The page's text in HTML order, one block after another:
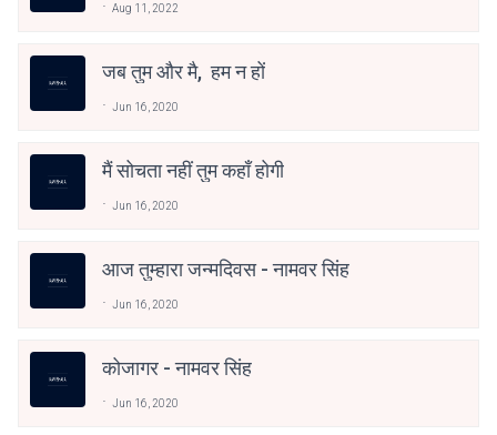
Aug 11, 2022
जब तुम और मै, हम न हों
Jun 16, 2020
मैं सोचता नहीं तुम कहाँ होगी
Jun 16, 2020
आज तुम्हारा जन्मदिवस - नामवर सिंह
Jun 16, 2020
कोजागर - नामवर सिंह
Jun 16, 2020